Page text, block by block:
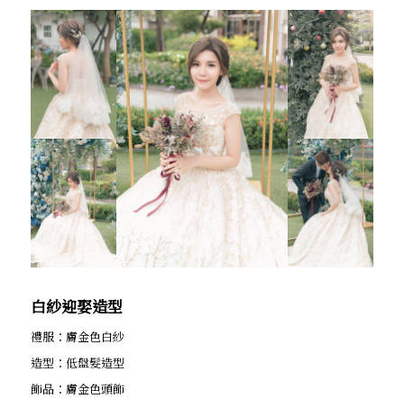
白紗迎娶造型
禮服：膚金色白紗
造型：低盤髮造型
飾品：膚金色頭飾